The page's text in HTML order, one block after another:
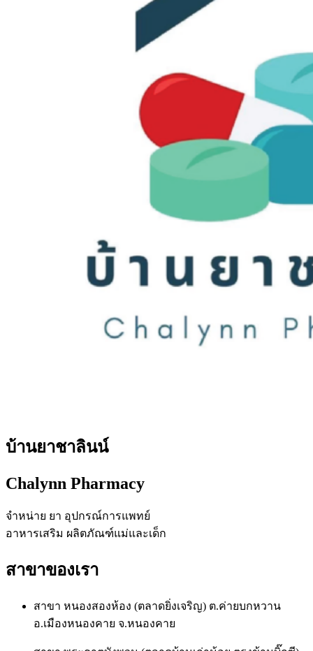
บ้านยาชาลินน์
Chalynn Pharmacy
จำหน่าย ยา อุปกรณ์การแพทย์
อาหารเสริม ผลิตภัณฑ์แม่และเด็ก
สาขาของเรา
สาขา หนองสองห้อง (ตลาดยิ่งเจริญ) ต.ค่ายบกหวาน
อ.เมืองหนองคาย จ.หนองคาย